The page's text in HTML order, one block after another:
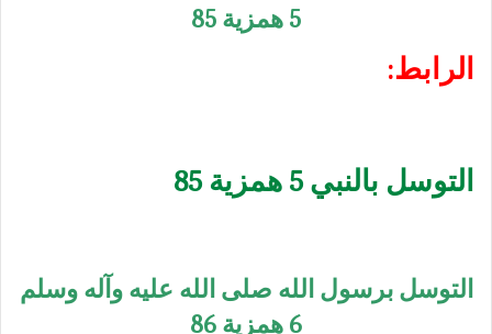
5 همزية 85
الرابط:
التوسل بالنبي 5 همزية 85
التوسل برسول الله صلى الله عليه وآله وسلم
6 همزية 86